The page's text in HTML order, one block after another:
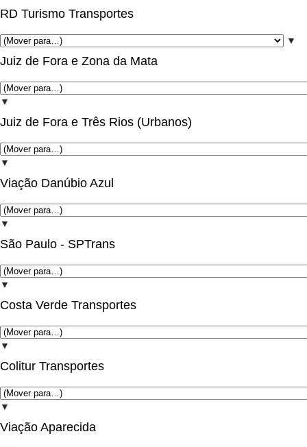
RD Turismo Transportes
▼
Juiz de Fora e Zona da Mata
▼
Juiz de Fora e Três Rios (Urbanos)
▼
Viação Danúbio Azul
▼
São Paulo - SPTrans
▼
Costa Verde Transportes
▼
Colitur Transportes
▼
Viação Aparecida